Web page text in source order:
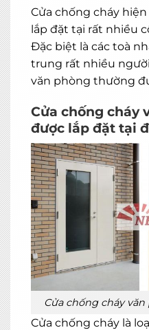
Cửa chống cháy
lắp đặt tại rất nhiều
Đặc biệt là các toà
trung rất nhiều
văn phòng thường
Cửa chống cháy
được lắp đặt tại
Cửa chống cháy
Cửa chống cháy là